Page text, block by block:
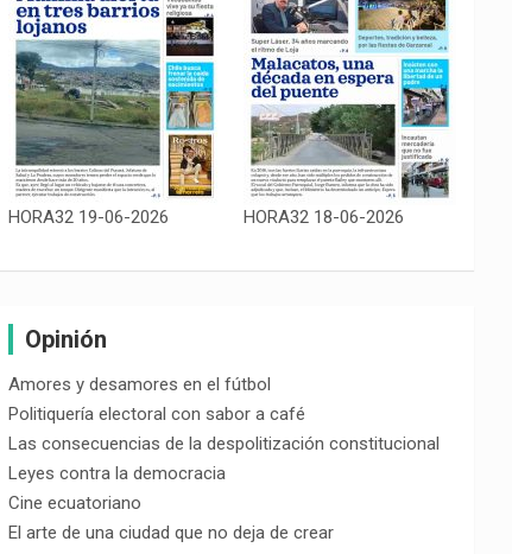
HORA32 19-06-2026 HORA32 18-06-2026
Opinión
Amores y desamores en el fútbol
Politiquería electoral con sabor a café
Las consecuencias de la despolitización constitucional
Leyes contra la democracia
Cine ecuatoriano
El arte de una ciudad que no deja de crear